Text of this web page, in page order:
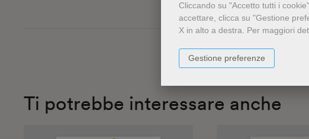
Cliccando su "Accetto tutti i
accettare, clicca su "Gestione
X in alto a destra. Per maggiori
Gestione preferenze
Ti potrebbe interessare anche